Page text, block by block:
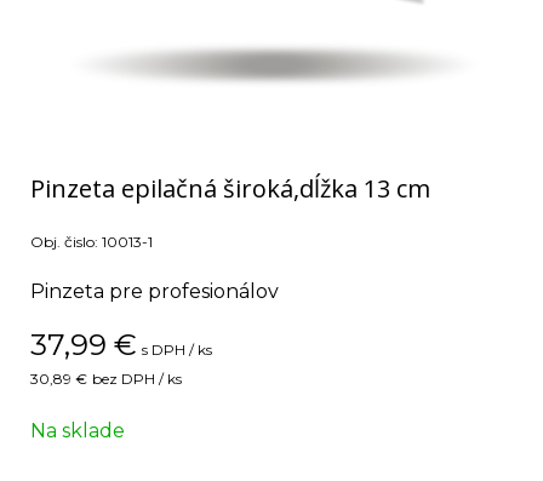
Pinzeta epilačná široká,dĺžka 13 cm
Obj. čislo: 10013-1
Pinzeta pre profesionálov
37,99 € s DPH / ks
30,89 € bez DPH / ks
Na sklade